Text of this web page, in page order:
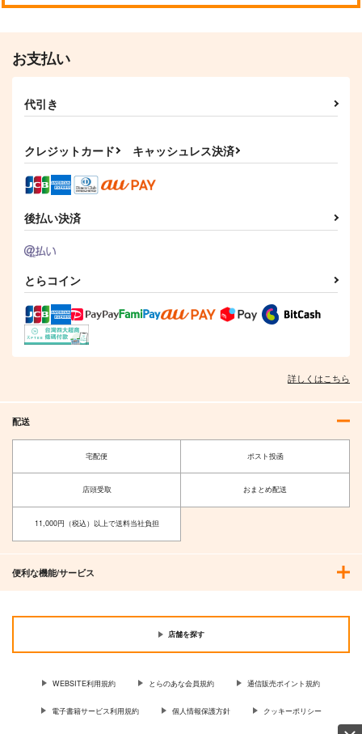
お支払い
代引き
クレジットカード キャッシュレス決済
後払い決済
とらコイン
詳しくはこちら
配送
宅配便 ポスト投函
店頭受取 おまとめ配送
11,000円（税込）以上で送料当社負担
便利な機能/サービス
店舗を探す
WEBSITE利用規約 とらのあな会員規約 通信販売ポイント規約
電子書籍サービス利用規約 個人情報保護方針 クッキーポリシー